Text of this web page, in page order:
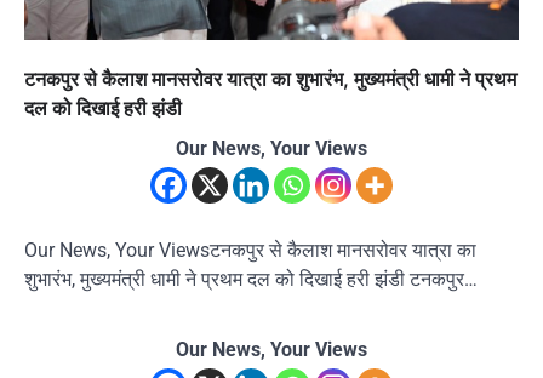
टनकपुर से कैलाश मानसरोवर यात्रा का शुभारंभ, मुख्यमंत्री धामी ने प्रथम
दल को दिखाई हरी झंडी
Our News, Your Views
Our News, Your Viewsटनकपुर से कैलाश मानसरोवर यात्रा का
शुभारंभ, मुख्यमंत्री धामी ने प्रथम दल को दिखाई हरी झंडी टनकपुर…
Our News, Your Views